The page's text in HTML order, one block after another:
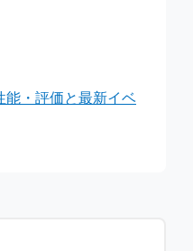
能・評価と最新イベ